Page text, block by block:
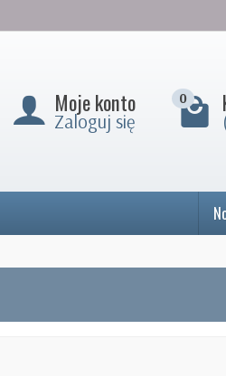
Moje konto
Zaloguj się
0